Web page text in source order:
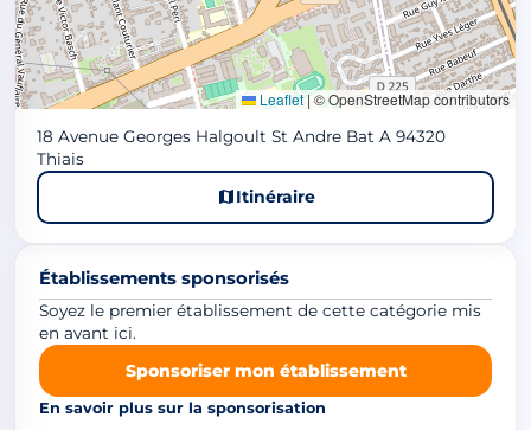
Leaflet|© OpenStreetMap contributors
18 Avenue Georges Halgoult St Andre Bat A 94320
Thiais
Itinéraire
Établissements sponsorisés
Soyez le premier établissement de cette catégorie mis
en avant ici.
Sponsoriser mon établissement
En savoir plus sur la sponsorisation